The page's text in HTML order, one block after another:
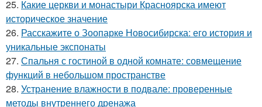
25. Какие церкви и монастыри Красноярска имеют
историческое значение
26. Расскажите о Зоопарке Новосибирска: его история и
уникальные экспонаты
27. Спальня с гостиной в одной комнате: совмещение
функций в небольшом пространстве
28. Устранение влажности в подвале: проверенные
методы внутреннего дренажа